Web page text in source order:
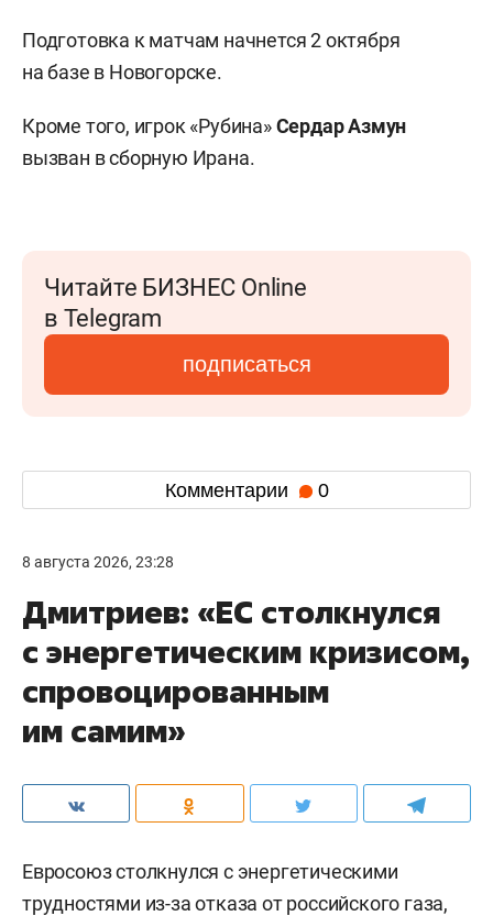
Подготовка к матчам начнется 2 октября
на базе в Новогорске.
Кроме того, игрок «Рубина»Сердар Азмун
вызван в сборную Ирана.
Читайте БИЗНЕС Online
в Telegram
подписаться
Комментарии 0
8 августа 2026, 23:28
Дмитриев: «ЕС столкнулся
с энергетическим кризисом,
спровоцированным
им самим»
Евросоюз столкнулся с энергетическими
трудностями из-за отказа от российского газа,